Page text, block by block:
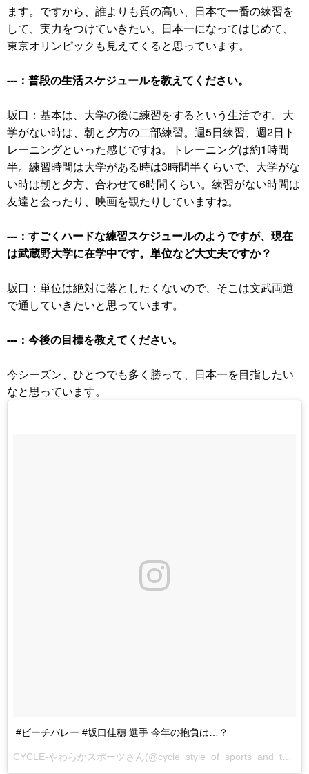
ます。ですから、誰よりも質の高い、日本で一番の練習を
して、実力をつけていきたい。日本一になってはじめて、
東京オリンピックも見えてくると思っています。
---：普段の生活スケジュールを教えてください。
坂口：基本は、大学の後に練習をするという生活です。大
学がない時は、朝と夕方の二部練習。週5日練習、週2日ト
レーニングといった感じですね。トレーニングは約1時間
半。練習時間は大学がある時は3時間半くらいで、大学がな
い時は朝と夕方、合わせて6時間くらい。練習がない時間は
友達と会ったり、映画を観たりしていますね。
---：すごくハードな練習スケジュールのようですが、現在
は武蔵野大学に在学中です。単位など大丈夫ですか？
坂口：単位は絶対に落としたくないので、そこは文武両道
で通していきたいと思っています。
---：今後の目標を教えてください。
今シーズン、ひとつでも多く勝って、日本一を目指したい
なと思っています。
#ビーチバレー #坂口佳穗 選手 今年の抱負は…？